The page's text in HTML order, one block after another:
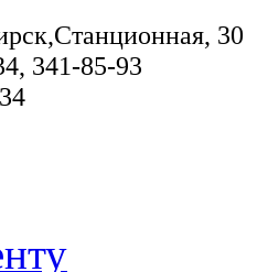
30
341-85-93